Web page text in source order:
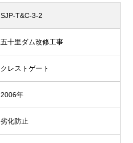
SJP-T&C-3-2
五十里ダム改修工事
クレストゲート
2006年
劣化防止